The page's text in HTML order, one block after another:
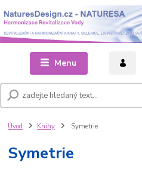
Menu
Úvod Knihy Symetrie
Symetrie